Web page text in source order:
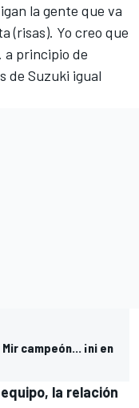
la gente que va
(risas). Yo creo que
principio de
de Suzuki igual
campeón... ¡ni en
la relación